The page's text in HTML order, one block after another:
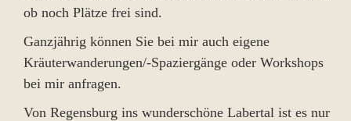
ob noch Plätze frei sind.
Ganzjährig können Sie bei mir auch eigene
Kräuterwanderungen/-Spaziergänge oder Workshops
bei mir anfragen.
Von Regensburg ins wunderschöne Labertal ist es nur